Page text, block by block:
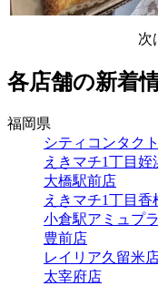
次
各店舗の新着
福岡県
シティコンタク
えきマチ1丁目姪
大橋駅前店
えきマチ1丁目香
小倉駅アミュプ
豊前店
レイリア久留米
太宰府店